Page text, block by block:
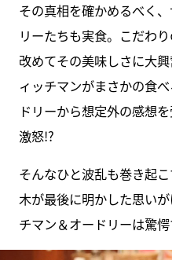
その真相を確かめるべく
リーたちも実食。こだわ
改めてその美味しさに大
ィッチマンがまさかの食
ドリーから想定外の感想
激怒!?
そんなひと波乱も巻き起
木が最後に明かした思い
チマン＆オードリーは驚愕